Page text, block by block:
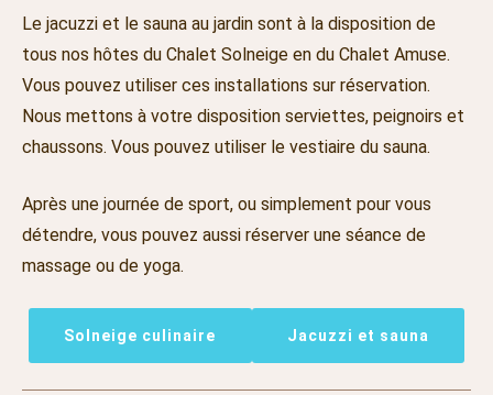
Le jacuzzi et le sauna au jardin sont à la disposition de
tous nos hôtes du Chalet Solneige en du Chalet Amuse.
Vous pouvez utiliser ces installations sur réservation.
Nous mettons à votre disposition serviettes, peignoirs et
chaussons. Vous pouvez utiliser le vestiaire du sauna.
Après une journée de sport, ou simplement pour vous
détendre, vous pouvez aussi réserver une séance de
massage ou de yoga.
Solneige culinaire Jacuzzi et sauna